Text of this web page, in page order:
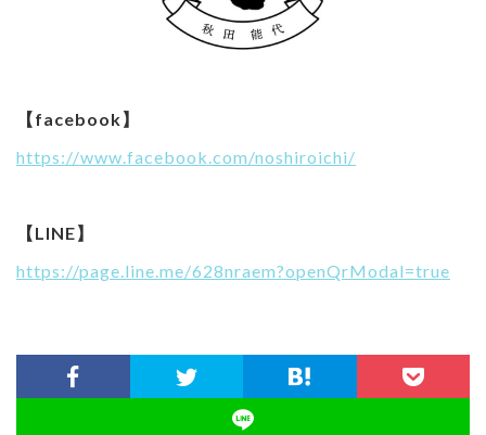
【facebook】
https://www.facebook.com/noshiroichi/
【LINE】
https://page.line.me/628nraem?openQrModal=true